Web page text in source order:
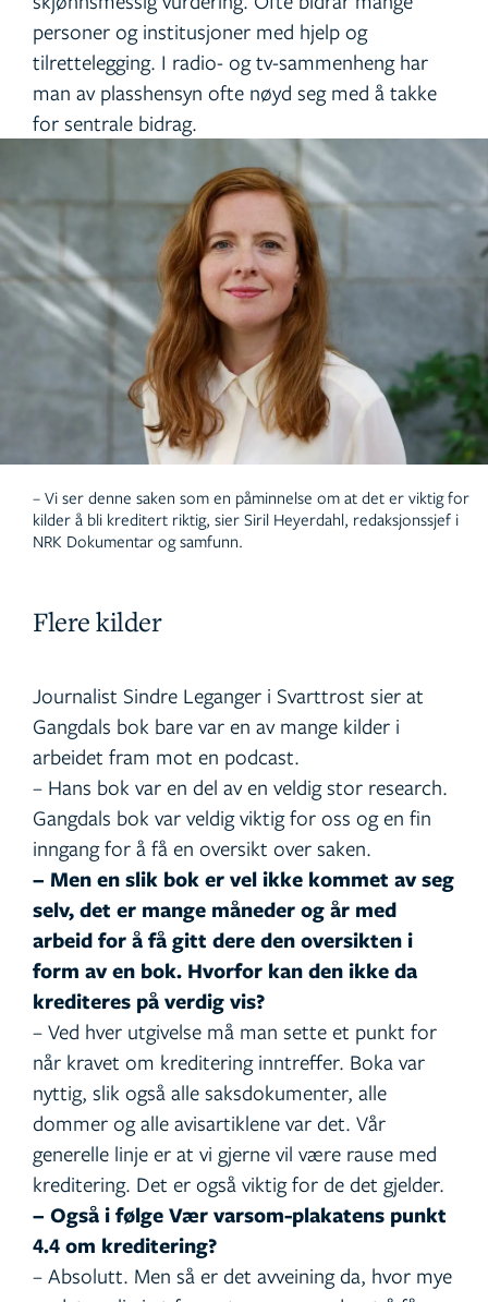
personer og institusjoner med hjelp og
tilrettelegging. I radio- og tv-sammenheng har
man av plasshensyn ofte nøyd seg med å takke
for sentrale bidrag.
– Vi ser denne saken som en påminnelse om at det er viktig for
kilder å bli kreditert riktig, sier Siril Heyerdahl, redaksjonssjef i
NRK Dokumentar og samfunn.
Flere kilder
Journalist Sindre Leganger i Svarttrost sier at
Gangdals bok bare var en av mange kilder i
arbeidet fram mot en podcast.
– Hans bok var en del av en veldig stor research.
Gangdals bok var veldig viktig for oss og en fin
inngang for å få en oversikt over saken.
– Men en slik bok er vel ikke kommet av seg
selv, det er mange måneder og år med
arbeid for å få gitt dere den oversikten i
form av en bok. Hvorfor kan den ikke da
krediteres på verdig vis?
– Ved hver utgivelse må man sette et punkt for
når kravet om kreditering inntreffer. Boka var
nyttig, slik også alle saksdokumenter, alle
dommer og alle avisartiklene var det. Vår
generelle linje er at vi gjerne vil være rause med
kreditering. Det er også viktig for de det gjelder.
– Også i følge Vær varsom-plakatens punkt
4.4 om kreditering?
– Absolutt. Men så er det avveining da, hvor mye